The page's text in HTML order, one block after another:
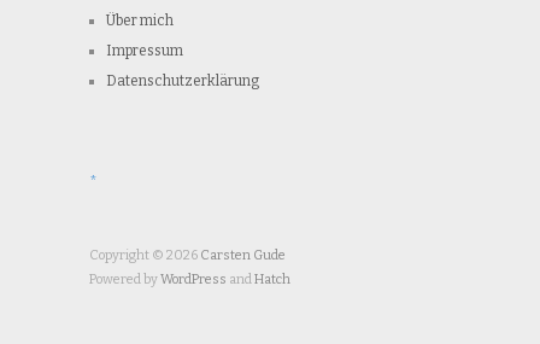
Über mich
Impressum
Datenschutzerklärung
*
Copyright © 2026 Carsten Gude
Powered byWordPress andHatch